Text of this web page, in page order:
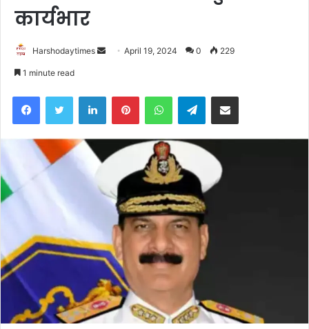
कार्यभार
Harshodaytimes
SendApril 19, 2024 0 229
1 minute read
FacebookTwitter LinkedInPinterestWhatsAppTelegramShare via Email